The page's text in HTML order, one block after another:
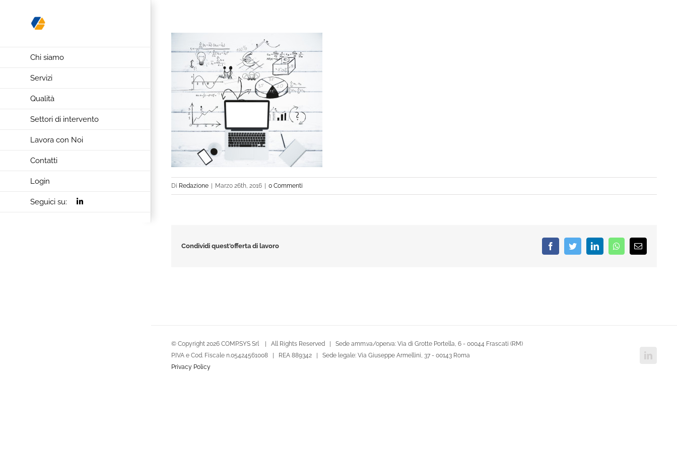
Chi siamo
Servizi
Qualità
Settori di intervento
Lavora con Noi
Contatti
Login
Seguici su:
Di Redazione Marzo 26th, 2016 0 Commenti
Condividi quest'offerta di lavoro FacebookTwitterLinkedInWhatsappEmail
© Copyright 2026 COMP.SYS Srl | All Rights Reserved | Sede amm.va/oper.va: Via di Grotte Portella, 6 - 00044 Frascati (RM)
P.IVA e Cod. Fiscale n.05424561008 | REA 889342 | Sede legale: Via Giuseppe Armellini, 37 - 00143 Roma
Privacy Policy